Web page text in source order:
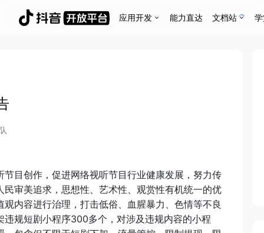
应用开发 能力直达 文档站
目创作，促进网络视听节目行业健康发展，努力传
审美追求，思想性、艺术性、观赏性有机统一的优
内容进行治理，打击低俗、血腥暴力、色情等不良
规短剧小程序300多个，对涉及违规内容的小程